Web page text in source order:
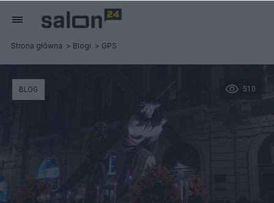
Strona główna Blogi GPS
510
BLOG